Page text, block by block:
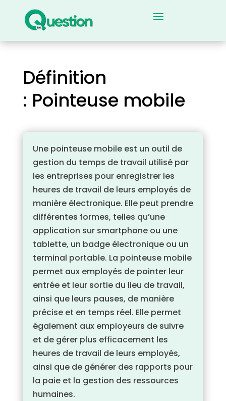
Définition
: Pointeuse mobile
Une pointeuse mobile est un outil de
gestion du temps de travail utilisé par
les entreprises pour enregistrer les
heures de travail de leurs employés de
manière électronique. Elle peut prendre
différentes formes, telles qu’une
application sur smartphone ou une
tablette, un badge électronique ou un
terminal portable. La pointeuse mobile
permet aux employés de pointer leur
entrée et leur sortie du lieu de travail,
ainsi que leurs pauses, de manière
précise et en temps réel. Elle permet
également aux employeurs de suivre
et de gérer plus efficacement les
heures de travail de leurs employés,
ainsi que de générer des rapports pour
la paie et la gestion des ressources
humaines.